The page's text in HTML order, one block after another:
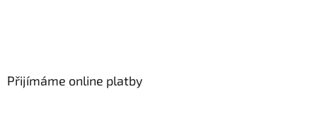
Přijímáme online platby